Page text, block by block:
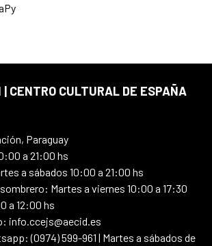
| CENTRO CULTURAL DE ESPAÑA
Paraguay
a 21:00 hs
a sábados 10:00 a 21:00 hs
Martes a viernes 10:00 a 17:30
a 12:00 hs
info.ccejs@aecid.es
(0974) 599-961 | Martes a sábados de